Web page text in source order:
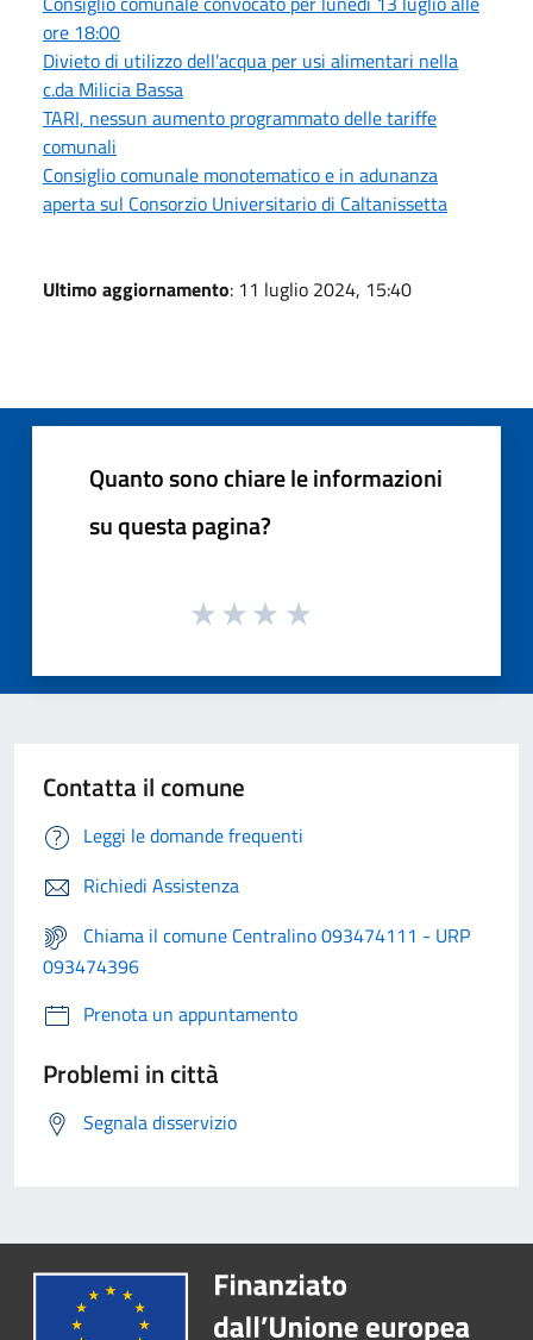
ore 18:00
Divieto di utilizzo dell’acqua per usi alimentari nella
c.da Milicia Bassa
TARI, nessun aumento programmato delle tariffe
comunali
Consiglio comunale monotematico e in adunanza
aperta sul Consorzio Universitario di Caltanissetta
Ultimo aggiornamento: 11 luglio 2024, 15:40
Quanto sono chiare le informazioni
su questa pagina?
Contatta il comune
Leggi le domande frequenti
Richiedi Assistenza
Chiama il comune Centralino 093474111 - URP
093474396
Prenota un appuntamento
Problemi in città
Segnala disservizio